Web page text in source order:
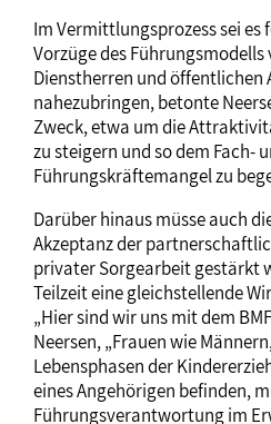
Im Vermittlungsprozess sei es
Vorzüge des
Dienstherren und öffentlichen
nahezubringen, betonte
Zweck, etwa um die
zu steigern und so dem Fach-
Führungskräftemangel zu
Darüber hinaus müsse auch
Akzeptanz der
privater Sorgearbeit gestärkt
Teilzeit eine gleichstellende
„Hier sind wir uns mit dem
Neersen, „Frauen wie
Lebensphasen der
eines Angehörigen befinden,
Führungsverantwortung im